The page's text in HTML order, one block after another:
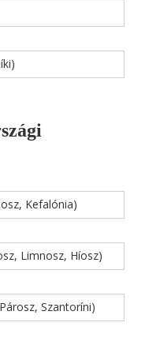
Kefalónia)
Limnosz, Híosz)
Szantoríni)